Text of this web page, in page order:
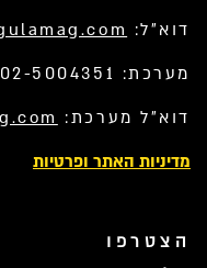
דוא”ל:
מערכת: 02-5004351
דוא”ל מערכת:
מדיניות האתר ופרטיות
הצטרפו